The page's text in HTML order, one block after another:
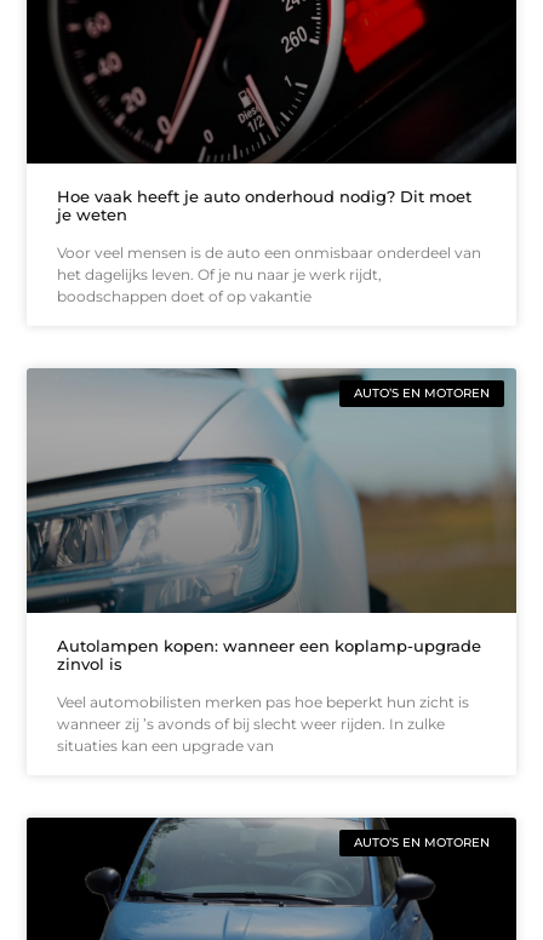
Hoe vaak heeft je auto onderhoud nodig? Dit moet
je weten
Voor veel mensen is de auto een onmisbaar onderdeel van
het dagelijks leven. Of je nu naar je werk rijdt,
boodschappen doet of op vakantie
AUTO’S EN MOTOREN
Autolampen kopen: wanneer een koplamp-upgrade
zinvol is
Veel automobilisten merken pas hoe beperkt hun zicht is
wanneer zij ’s avonds of bij slecht weer rijden. In zulke
situaties kan een upgrade van
AUTO’S EN MOTOREN